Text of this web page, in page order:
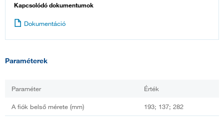
Kapcsolódó dokumentumok
Dokumentáció
Paraméterek
Paraméter Érték
A fiók belső mérete (mm) 193; 137; 282